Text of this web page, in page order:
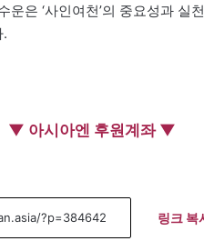
은 ‘사인여천’의 중요성과 실
▼ 아시아엔 후원계좌 ▼
링크 복